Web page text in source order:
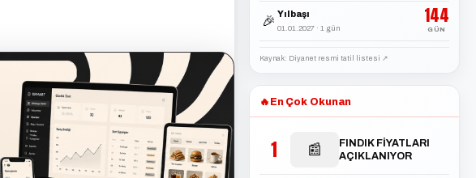
🎉 Yılbaşı
01.01.2027 · 1 gün
144
GÜN
Kaynak: Diyanet resmi tatil listesi ↗
🔥 En Çok Okunan
1 📰
FINDIK FİYATLARI
AÇIKLANIYOR